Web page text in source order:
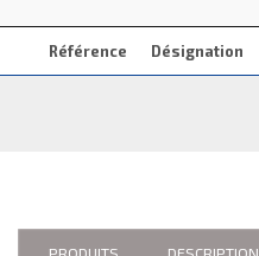
Référence Désignation